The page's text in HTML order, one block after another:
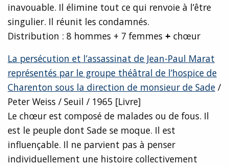
inavouable. Il élimine tout ce qui renvoie à l’être
singulier. Il réunit les condamnés.
Distribution : 8 hommes + 7 femmes + chœur
La persécution et l’assassinat de Jean-Paul Marat
représentés par le groupe théâtral de l’hospice de
Charenton sous la direction de monsieur de Sade /
Peter Weiss / Seuil / 1965 [Livre]
Le chœur est composé de malades ou de fous. Il
est le peuple dont Sade se moque. Il est
influençable. Il ne parvient pas à penser
individuellement une histoire collectivement